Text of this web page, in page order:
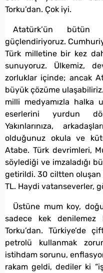
Torku’dan. Çok iyi.
Atatürk’ün bütün
güçlendiriyoruz.
Türk milletine bir kez
sunuyoruz. Ülkemiz,
zorluklar içinde; ancak
büyük çözüme
milli medyamızla halka
eserlerini yurdun
Yakınlarınıza,
olduğunuz okula ve
Atabe. Türk devrimleri,
söylediği ve imzaladığı
getirildi. 30 ciltten oluşan
TL. Haydi vatanseverler,
Üstüne mum koy,
sadece kek
Torku’dan. Türkiye’de
petrolü kullanmak
istihdam sorunu,
rakam geldi, dediler ki